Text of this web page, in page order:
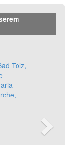
Tölz,
-